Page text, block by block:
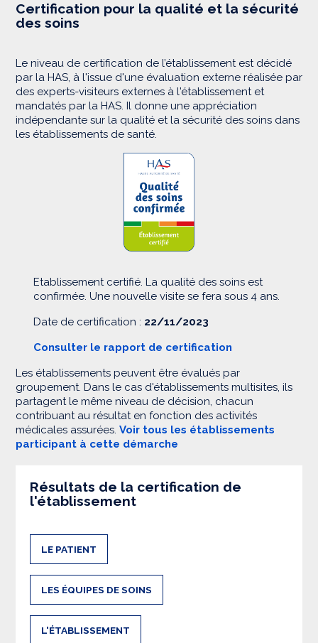
Certification pour la qualité et la sécurité
des soins
Le niveau de certification de l’établissement est décidé
par la HAS, à l'issue d'une évaluation externe réalisée par
des experts-visiteurs externes à l'établissement et
mandatés par la HAS. Il donne une appréciation
indépendante sur la qualité et la sécurité des soins dans
les établissements de santé.
Etablissement certifié. La qualité des soins est
confirmée. Une nouvelle visite se fera sous 4 ans.
Date de certification : 22/11/2023
Consulter le rapport de certification
Les établissements peuvent être évalués par
groupement. Dans le cas d'établissements multisites, ils
partagent le même niveau de décision, chacun
contribuant au résultat en fonction des activités
médicales assurées. Voir tous les établissements
participant à cette démarche
Résultats de la certification de
l'établissement
LE PATIENT
LES ÉQUIPES DE SOINS
L'ÉTABLISSEMENT